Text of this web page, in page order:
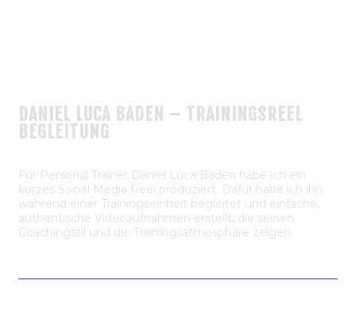
DANIEL LUCA BADEN – TRAININGSREEL
BEGLEITUNG
Für Personal Trainer Daniel Luca Baden habe ich ein
kurzes Social Media Reel produziert. Dafür habe ich ihn
während einer Trainingseinheit begleitet und einfache,
authentische Videoaufnahmen erstellt, die seinen
Coachingstil und die Trainingsatmosphäre zeigen.